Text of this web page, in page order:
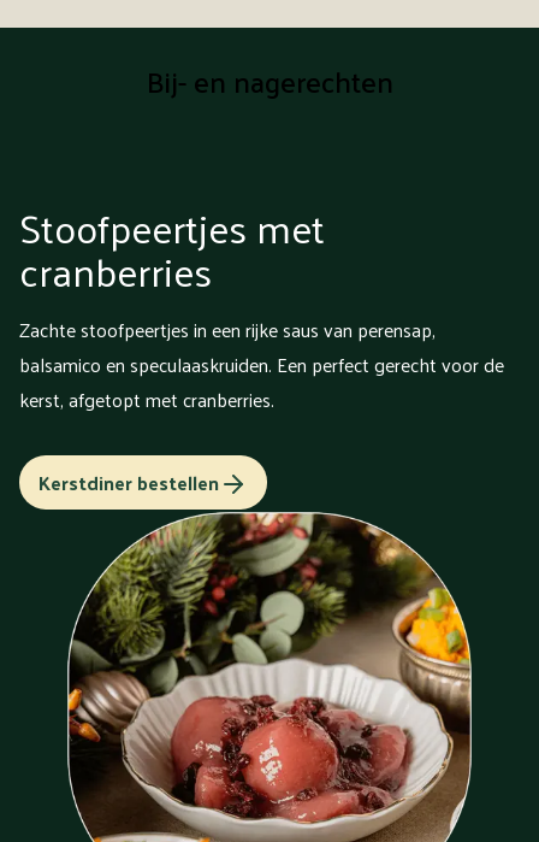
Bij- en nagerechten
Stoofpeertjes met
cranberries
Zachte stoofpeertjes in een rijke saus van perensap,
balsamico en speculaaskruiden. Een perfect gerecht voor de
kerst, afgetopt met cranberries.
Kerstdiner bestellen